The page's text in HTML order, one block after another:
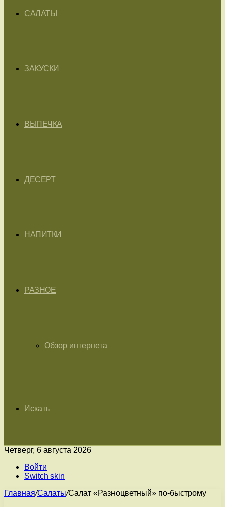
САЛАТЫ
ЗАКУСКИ
ВЫПЕЧКА
ДЕСЕРТ
НАПИТКИ
РАЗНОЕ
Обзор интернета
Искать
Четверг, 6 августа 2026
Войти
Switch skin
Главная/Салаты/Салат «Разноцветный» по-быстрому